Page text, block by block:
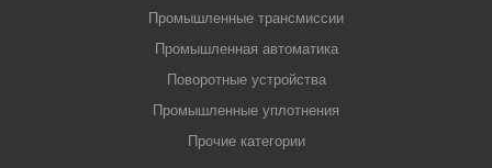
Промышленные трансмиссии
Промышленная автоматика
Поворотные устройства
Промышленные уплотнения
Прочие категории